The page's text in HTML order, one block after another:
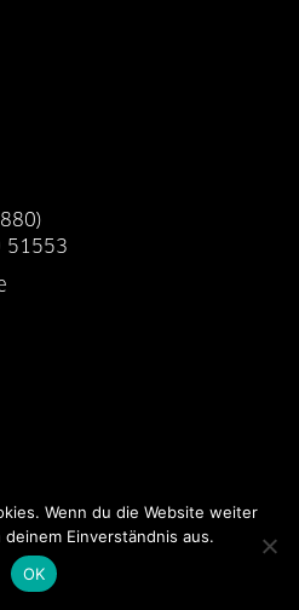
51553
Wenn du die Website weiter
Einverständnis aus.
OK